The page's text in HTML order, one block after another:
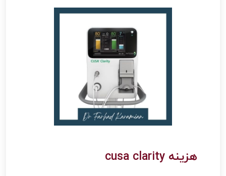
هزینه cusa clarity